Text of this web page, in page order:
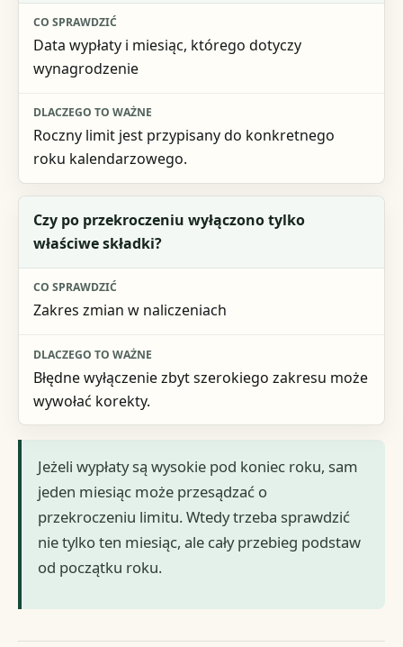
Data wypłaty i miesiąc, którego dotyczy
wynagrodzenie
Roczny limit jest przypisany do konkretnego
roku kalendarzowego.
Czy po przekroczeniu wyłączono tylko
właściwe składki?
Zakres zmian w naliczeniach
Błędne wyłączenie zbyt szerokiego zakresu może
wywołać korekty.
Jeżeli wypłaty są wysokie pod koniec roku, sam
jeden miesiąc może przesądzać o
przekroczeniu limitu. Wtedy trzeba sprawdzić
nie tylko ten miesiąc, ale cały przebieg podstaw
od początku roku.